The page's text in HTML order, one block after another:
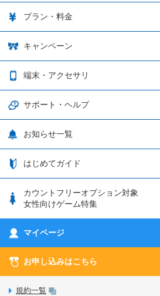
音声通話料金がもっとオトクに
データ通信容量繰り越し
通信エリアと通信速度状況
つながる端末保証
フィルタリングアプリ
5G回線オプションについて
LINE年齢認証について
LinksStoreについて
ゲーム連携・特典の詳細
ブレイブソード×ブレイズソウル
ウマ娘 プリティーダービー
プリンセスコネクト！Re:Dive
釣り★スタ
ウマスクについて
プラン・料金
プラン・料金
3種類のSIMタイプ
日割り計算
キャンペーン
お得なキャンペーン実施中！
OPPO端末購入キャンペーン第5弾
端末・アクセサリ
端末・アクセサリ
iPhone利用について
動作確認済み端末一覧
サポート・ヘルプ
サポート・ヘルプ
nanoSIM･microSIM･通常SIMの初期
eSIMの初期設定方法
MVNOのギモンを解消！
お知らせ一覧
お知らせ一覧
はじめてガイド
はじめてガイド
SIMサービスについて
SIMロック解除ガイド
カウントフリーオプション対象
女性向けゲーム特集
刀剣乱舞-ONLINE- Pocket
あんさんぶるスターズ！！Music
マイページ
お申し込みはこちら
規約一覧